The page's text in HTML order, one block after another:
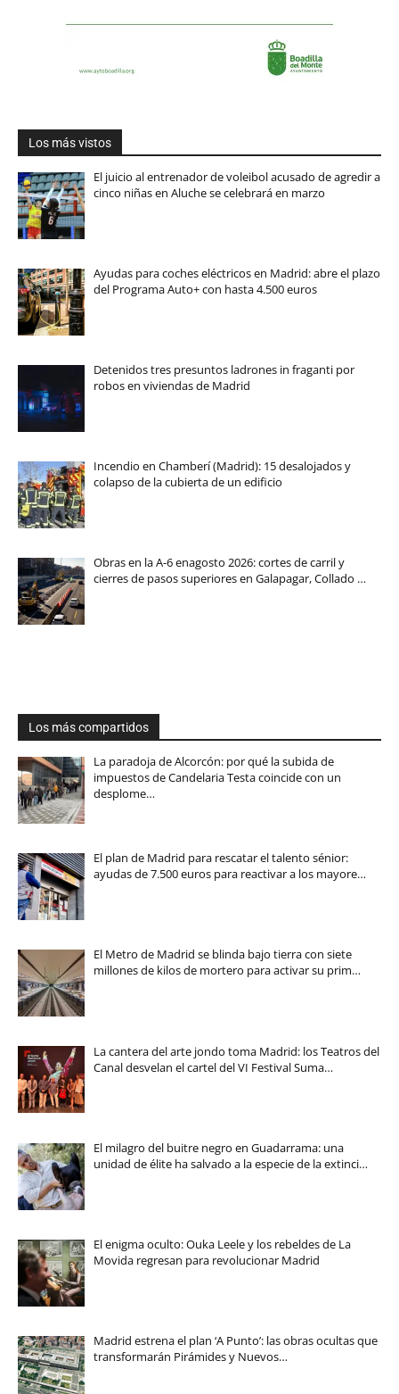
Los más vistos
El juicio al entrenador de voleibol acusado de agredir a
cinco niñas en Aluche se celebrará en marzo
Ayudas para coches eléctricos en Madrid: abre el plazo
del Programa Auto+ con hasta 4.500 euros
Detenidos tres presuntos ladrones in fraganti por
robos en viviendas de Madrid
Incendio en Chamberí (Madrid): 15 desalojados y
colapso de la cubierta de un edificio
Obras en la A-6 enagosto 2026: cortes de carril y
cierres de pasos superiores en Galapagar, Collado …
Los más compartidos
La paradoja de Alcorcón: por qué la subida de
impuestos de Candelaria Testa coincide con un
desplome…
El plan de Madrid para rescatar el talento sénior:
ayudas de 7.500 euros para reactivar a los mayore…
El Metro de Madrid se blinda bajo tierra con siete
millones de kilos de mortero para activar su prim…
La cantera del arte jondo toma Madrid: los Teatros del
Canal desvelan el cartel del VI Festival Suma…
El milagro del buitre negro en Guadarrama: una
unidad de élite ha salvado a la especie de la extinci…
El enigma oculto: Ouka Leele y los rebeldes de La
Movida regresan para revolucionar Madrid
Madrid estrena el plan ‘A Punto’: las obras ocultas que
transformarán Pirámides y Nuevos…